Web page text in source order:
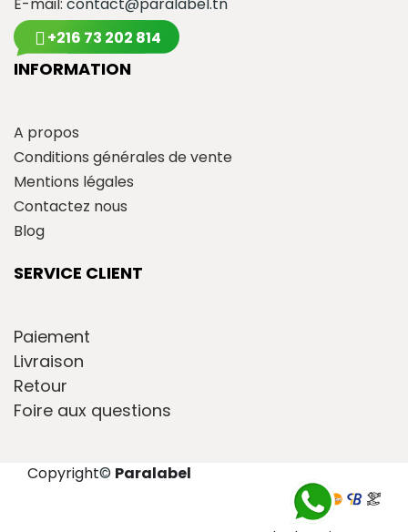
+216 73 202 814
INFORMATION
A propos
Conditions générales de vente
Mentions légales
Contactez nous
Blog
SERVICE CLIENT
Paiement
Livraison
Retour
Foire aux questions
Copyright© Paralabel